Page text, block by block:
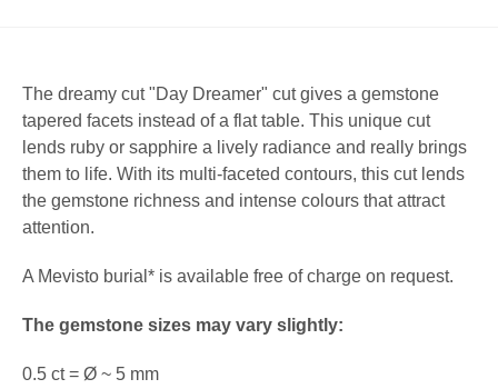
The dreamy cut "Day Dreamer" cut gives a gemstone
tapered facets instead of a flat table. This unique cut
lends ruby or sapphire a lively radiance and really brings
them to life. With its multi-faceted contours, this cut lends
the gemstone richness and intense colours that attract
attention.
A Mevisto burial* is available free of charge on request.
The gemstone sizes may vary slightly:
0.5 ct = Ø ~ 5 mm